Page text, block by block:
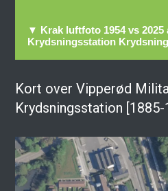
▼ Krak luftfoto 1954 vs
Krydsningsstation
Kort over Vipperød
Krydsningsstation [1885-